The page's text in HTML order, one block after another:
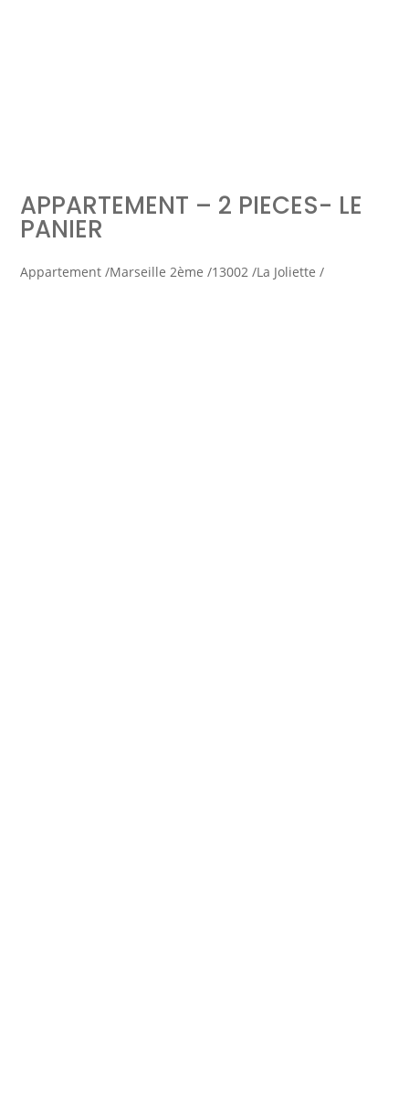
Rejoindre Weloge
Trouver un consultant
APPARTEMENT – 2 PIECES- LE
PANIER
Appartement /Marseille 2ème /13002 /La Joliette /